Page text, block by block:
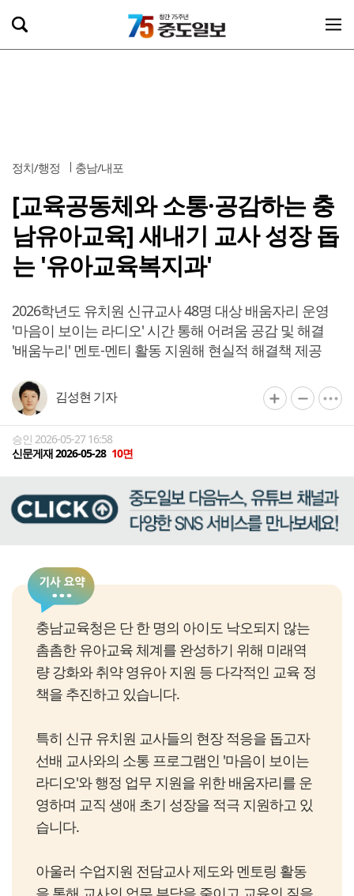
정치/행정 충남/내포
[교육공동체와 소통·공감하는 충
남유아교육] 새내기 교사 성장 돕
는 '유아교육복지과'
2026학년도 유치원 신규교사 48명 대상 배움자리 운영
'마음이 보이는 라디오' 시간 통해 어려움 공감 및 해결
'배움누리' 멘토-멘티 활동 지원해 현실적 해결책 제공
김성현 기자
승인 2026-05-27 16:58
신문게재 2026-05-28 10면
충남교육청은 단 한 명의 아이도 낙오되지 않는
촘촘한 유아교육 체계를 완성하기 위해 미래역
량 강화와 취약 영유아 지원 등 다각적인 교육 정
책을 추진하고 있습니다.
특히 신규 유치원 교사들의 현장 적응을 돕고자
선배 교사와의 소통 프로그램인 '마음이 보이는
라디오'와 행정 업무 지원을 위한 배움자리를 운
영하며 교직 생애 초기 성장을 적극 지원하고 있
습니다.
아울러 수업지원 전담교사 제도와 멘토링 활동